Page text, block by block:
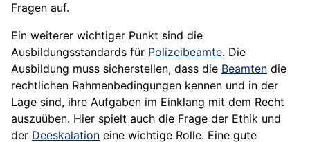
Fragen auf.
Ein weiterer wichtiger Punkt sind die
Ausbildungsstandards für Polizeibeamte. Die
Ausbildung muss sicherstellen, dass die Beamten die
rechtlichen Rahmenbedingungen kennen und in der
Lage sind, ihre Aufgaben im Einklang mit dem Recht
auszuüben. Hier spielt auch die Frage der Ethik und
der Deeskalation eine wichtige Rolle. Eine gute